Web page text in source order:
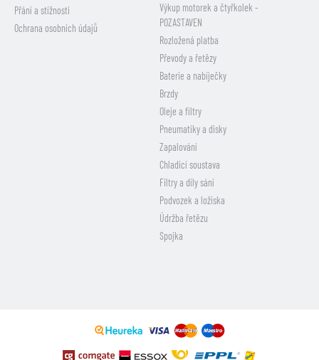
Přání a stížnosti
Ochrana osobních údajů
Výkup motorek a čtyřkolek -
POZASTAVEN
Rozložená platba
Převody a řetězy
Baterie a nabíječky
Brzdy
Oleje a filtry
Pneumatiky a disky
Zapalování
Chladicí soustava
Filtry a díly sání
Podvozek a ložiska
Údržba řetězu
Spojka